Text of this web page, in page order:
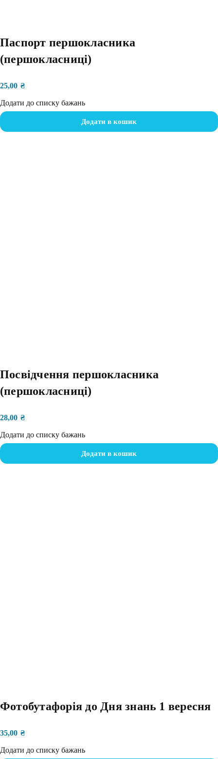
Паспорт першокласника
(першокласниці)
25,00 ₴
Додати до списку бажань
Додати в кошик
Посвідчення першокласника
(першокласниці)
28,00 ₴
Додати до списку бажань
Додати в кошик
Фотобутафорія до Дня знань 1 вересня
35,00 ₴
Додати до списку бажань